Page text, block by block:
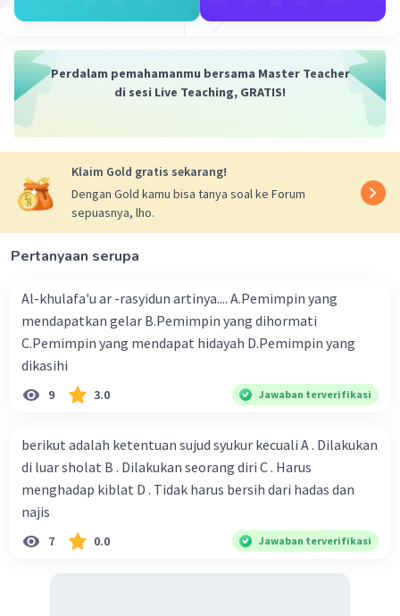
Iklan
Perdalam pemahamanmu bersama Master Teacher
di sesi Live Teaching, GRATIS!
Klaim Gold gratis sekarang!
Dengan Gold kamu bisa tanya soal ke Forum
sepuasnya, lho.
Pertanyaan serupa
Al-khulafa'u ar -rasyidun artinya.... A.Pemimpin yang
mendapatkan gelar B.Pemimpin yang dihormati
C.Pemimpin yang mendapat hidayah D.Pemimpin yang
dikasihi
9 3.0 Jawaban terverifikasi
berikut adalah ketentuan sujud syukur kecuali A . Dilakukan
di luar sholat B . Dilakukan seorang diri C . Harus
menghadap kiblat D . Tidak harus bersih dari hadas dan
najis
7 0.0 Jawaban terverifikasi